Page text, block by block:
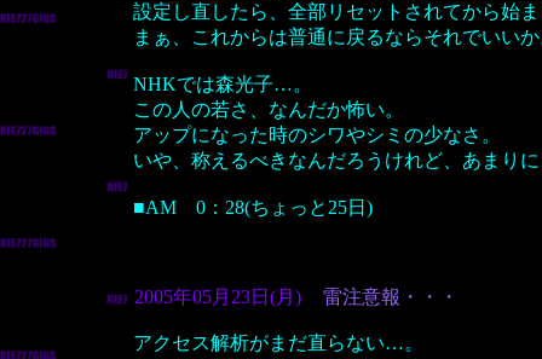
設定し直したら、全部リセットされてから始
まぁ、これからは普通に戻るならそれでいい
NHKでは森光子…。
この人の若さ、なんだか怖い。
アップになった時のシワやシミの少なさ。
いや、称えるべきなんだろうけれど、あまり
■AM 0：28(ちょっと25日)
2005年05月23日(月) 雷注意報・・・
アクセス解析がまだ直らない…。